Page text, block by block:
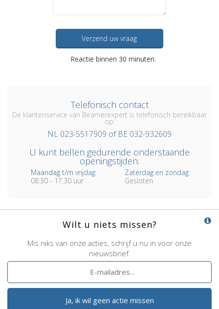
Verzend uw vraag
Reactie binnen 30 minuten.
Telefonisch contact
De klantenservice van Beamerexpert is telefonisch bereikbaar
op:
NL 023-5517909 of BE 032-932609
U kunt bellen gedurende onderstaande
openingstijden:
Maandag t/m vrijdag
08:30 - 17.30 uur
Zaterdag en zondag
Gesloten
Wilt u niets missen?
Mis niks van onze acties, schrijf u nu in voor onze
nieuwsbrief.
Ja, ik wil geen actie missen